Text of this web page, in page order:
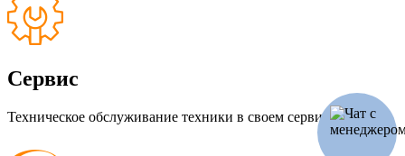
Сервис
Техническое обслуживание техники в своем сервисе